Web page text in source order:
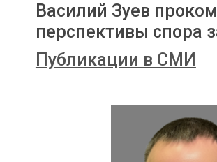
Василий Зуев
перспективы спора
Публикации в СМИ